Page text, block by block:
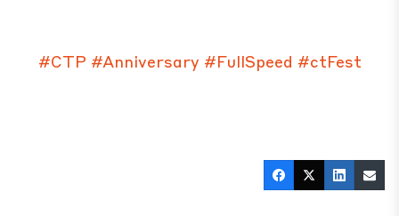
#CTP #Anniversary #FullSpeed #ctFest